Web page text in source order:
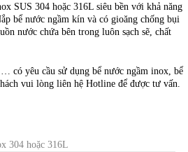
SUS 304 hoặc 316L siêu bền với khả năng
bể nước ngầm kín và có gioăng chống bụi
nước chứa bên trong luôn sạch sẽ, chất
có yêu cầu sử dụng bể nước ngầm inox, bể
vui lòng liên hệ Hotline để được tư vấn.
304 hoặc 316L